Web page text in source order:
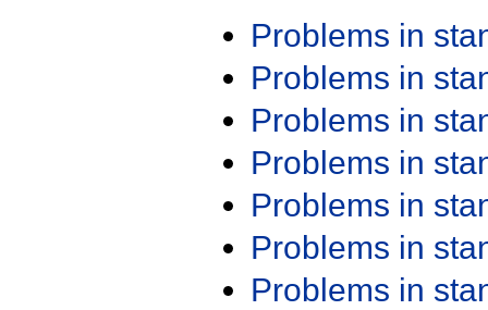
Problems in
Problems in
Problems in
Problems in
Problems in
Problems in
Problems in